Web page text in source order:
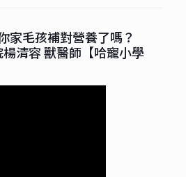
家毛孩補對營養了嗎？
清容 獸醫師【哈寵小學